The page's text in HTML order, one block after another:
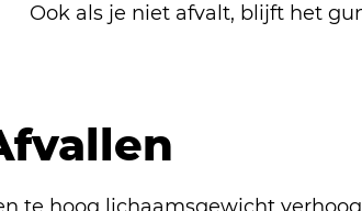
Ook als je niet afvalt, blijft het